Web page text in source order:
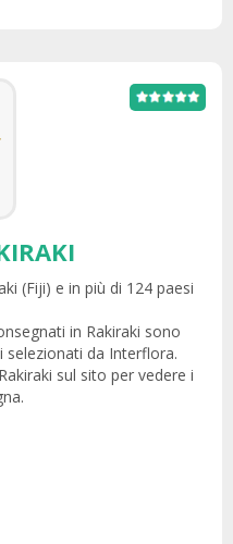
(Fiji) e in più di 124 paesi
in Rakiraki sono
da Interflora.
sul sito per vedere i